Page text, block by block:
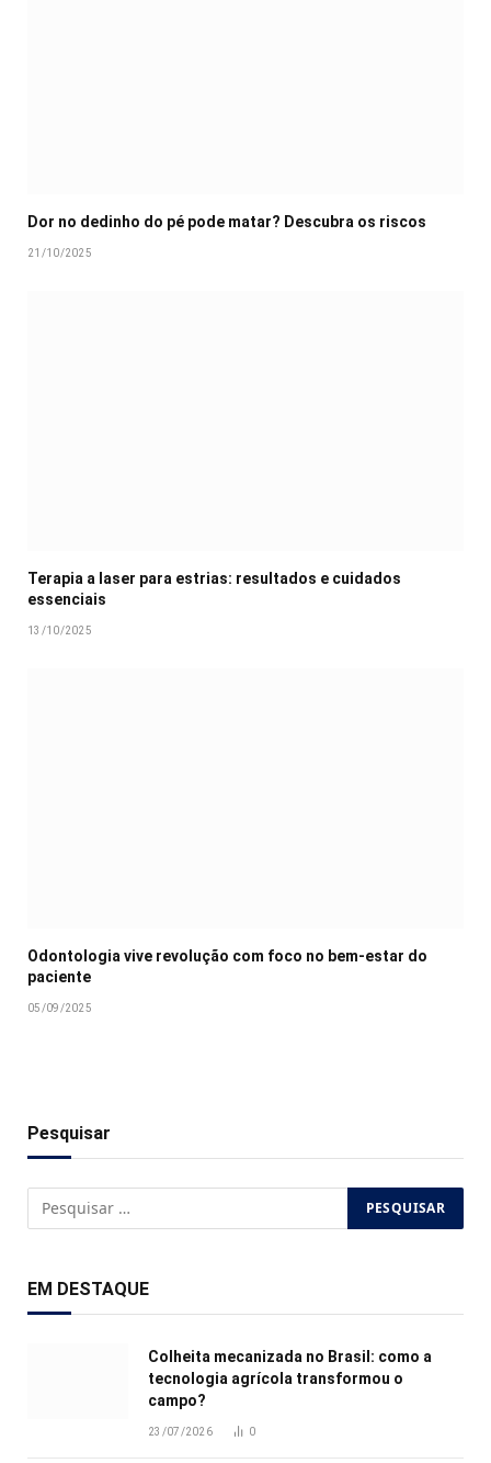
Dor no dedinho do pé pode matar? Descubra os riscos
21/10/2025
Terapia a laser para estrias: resultados e cuidados
essenciais
13/10/2025
Odontologia vive revolução com foco no bem-estar do
paciente
05/09/2025
Pesquisar
EM DESTAQUE
Colheita mecanizada no Brasil: como a
tecnologia agrícola transformou o
campo?
23/07/2026 0